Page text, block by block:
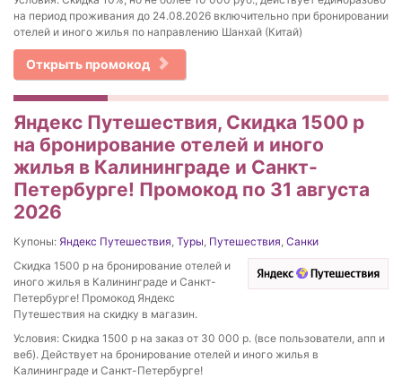
на период проживания до 24.08.2026 включительно при бронировании
отелей и иного жилья по направлению Шанхай (Китай)
Открыть промокод
Яндекс Путешествия, Скидка 1500 р
на бронирование отелей и иного
жилья в Калининграде и Санкт-
Петербурге! Промокод по 31 августа
2026
Купоны: Яндекс Путешествия, Туры, Путешествия, Санки
Скидка 1500 р на бронирование отелей и
иного жилья в Калининграде и Санкт-
Петербурге! Промокод Яндекс
Путешествия на скидку в магазин.
Условия: Скидка 1500 р на заказ от 30 000 р. (все пользователи, апп и
веб). Действует на бронирование отелей и иного жилья в
Калининграде и Санкт-Петербурге!